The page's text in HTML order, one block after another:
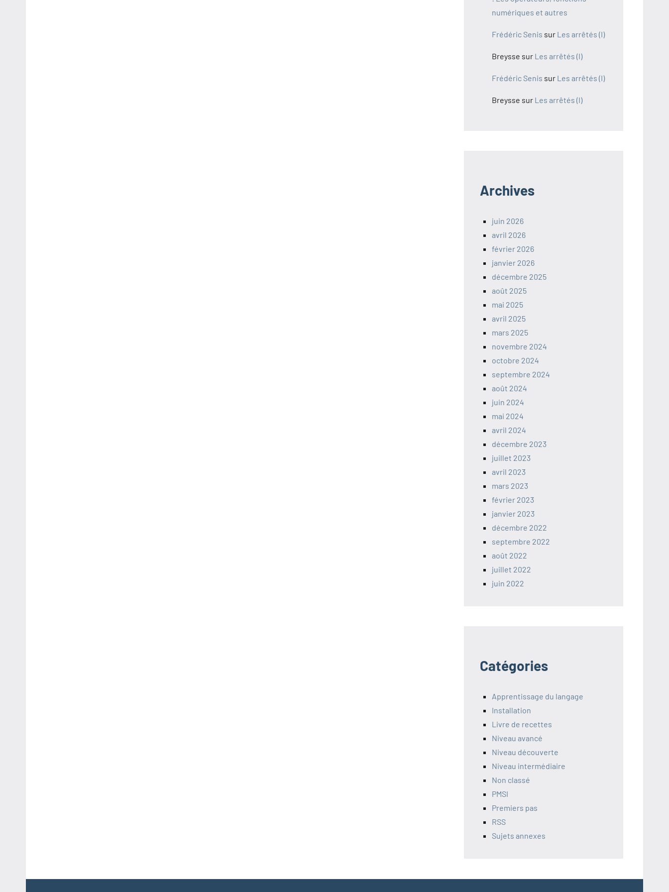
numériques et autres
Frédéric Senis sur Les arrêtés (I)
Breysse sur Les arrêtés (I)
Frédéric Senis sur Les arrêtés (I)
Breysse sur Les arrêtés (I)
Archives
juin 2026
avril 2026
février 2026
janvier 2026
décembre 2025
août 2025
mai 2025
avril 2025
mars 2025
novembre 2024
octobre 2024
septembre 2024
août 2024
juin 2024
mai 2024
avril 2024
décembre 2023
juillet 2023
avril 2023
mars 2023
février 2023
janvier 2023
décembre 2022
septembre 2022
août 2022
juillet 2022
juin 2022
Catégories
Apprentissage du langage
Installation
Livre de recettes
Niveau avancé
Niveau découverte
Niveau intermédiaire
Non classé
PMSI
Premiers pas
RSS
Sujets annexes